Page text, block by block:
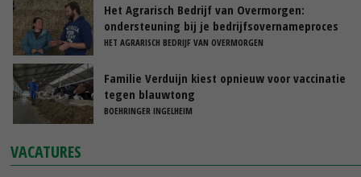
Het Agrarisch Bedrijf van Overmorgen:
ondersteuning bij je bedrijfsovernameproces
HET AGRARISCH BEDRIJF VAN OVERMORGEN
Familie Verduijn kiest opnieuw voor vaccinatie
tegen blauwtong
BOEHRINGER INGELHEIM
VACATURES